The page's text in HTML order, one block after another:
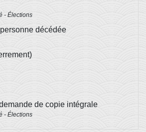
- Élections
décédée
de copie intégrale
- Élections